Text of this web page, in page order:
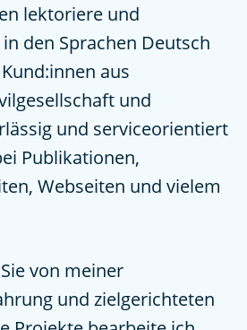
lektoriere und
den Sprachen Deutsch
aus
und
und serviceorientiert
Publikationen,
Webseiten und vielem
von meiner
und zielgerichteten